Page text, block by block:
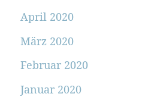
April 2020
März 2020
Februar 2020
Januar 2020